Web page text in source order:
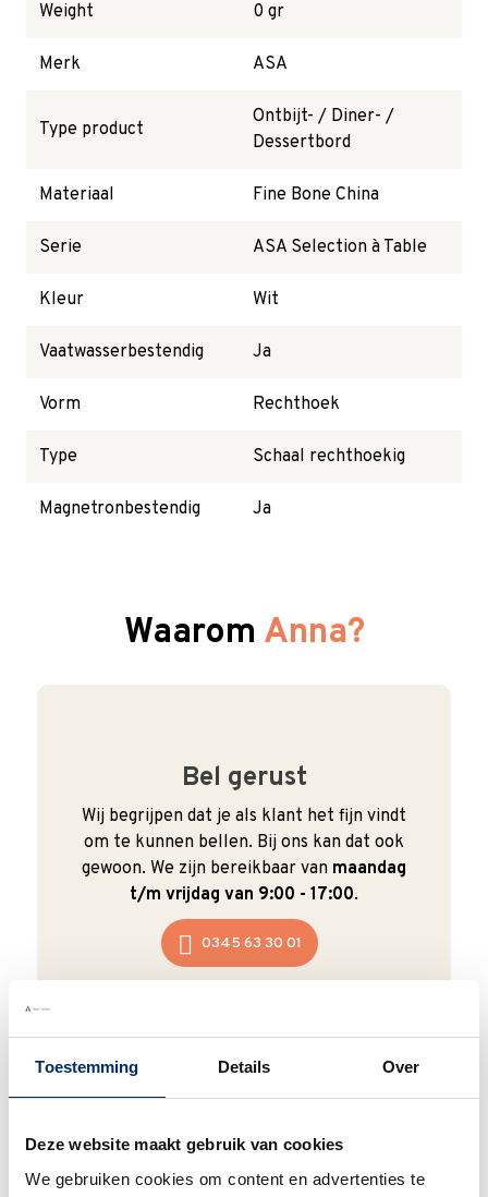
Toestemming Details Over
Deze website maakt gebruik van cookies
We gebruiken cookies om content en advertenties te
Weight 0 gr
Merk ASA
Type product
Ontbijt- / Diner- /
Dessertbord
Materiaal Fine Bone China
Serie ASA Selection à Table
Kleur Wit
Vaatwasserbestendig Ja
Vorm Rechthoek
Type Schaal rechthoekig
Magnetronbestendig Ja
Waarom Anna?
Bel gerust
Wij begrijpen dat je als klant het fijn vindt
om te kunnen bellen. Bij ons kan dat ook
gewoon. We zijn bereikbaar van maandag
t/m vrijdag van 9:00 - 17:00.
0345 63 30 01
Duurzaam
We verpakken onze producten zorgvuldig
en duurzaam met hergebruikt karton en
papier.Vanaf € 55,-wordt jouw bestelling